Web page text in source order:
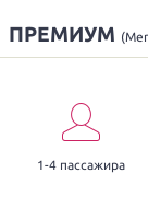
ПРЕМИУМ
1-4 пассажира